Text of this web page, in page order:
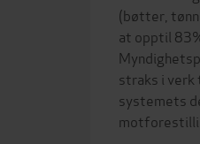
(bøtter,
at opptil
straks i
systemets